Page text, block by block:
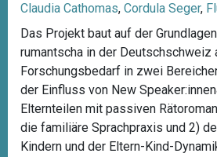
Claudia Cathomas, Cordula Seger,
Das Projekt baut auf der
rumantscha in der Deutschschweiz
Forschungsbedarf in zwei
der Einfluss von New
Elternteilen mit passiven
die familiäre Sprachpraxis und 2)
Kindern und der Eltern-Kind-